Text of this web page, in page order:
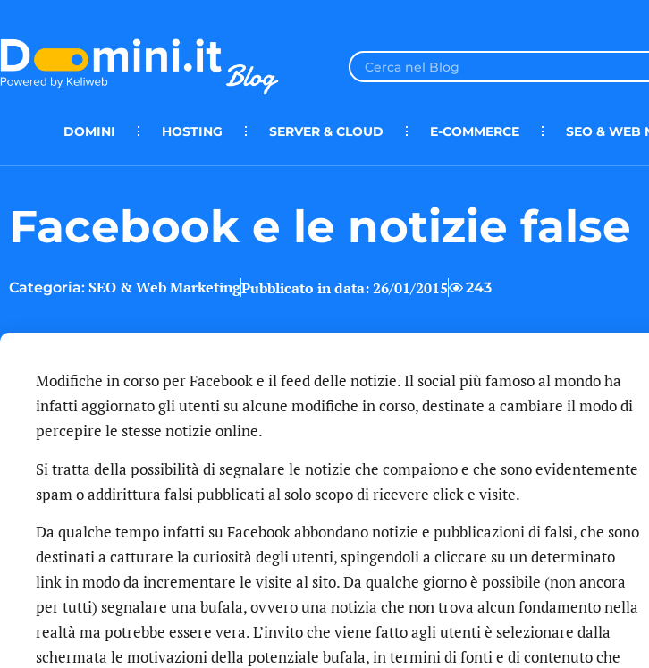
DOMINI HOSTING SERVER & CLOUD E-COMMERCE SEO & WEB
Facebook e le notizie false
Categoria: SEO & Web MarketingPubblicato in data:26/01/2015 243
Modifiche in corso per Facebook e il feed delle notizie. Il social più famoso al mondo ha
infatti aggiornato gli utenti su alcune modifiche in corso, destinate a cambiare il modo di
percepire le stesse notizie online.
Si tratta della possibilità di segnalare le notizie che compaiono e che sono evidentemente
spam o addirittura falsi pubblicati al solo scopo di ricevere click e visite.
Da qualche tempo infatti su Facebook abbondano notizie e pubblicazioni di falsi, che sono
destinati a catturare la curiosità degli utenti, spingendoli a cliccare su un determinato
link in modo da incrementare le visite al sito. Da qualche giorno è possibile (non ancora
per tutti) segnalare una bufala, ovvero una notizia che non trova alcun fondamento nella
realtà ma potrebbe essere vera. L’invito che viene fatto agli utenti è selezionare dalla
schermata le motivazioni della potenziale bufala, in termini di fonti e di contenuto che